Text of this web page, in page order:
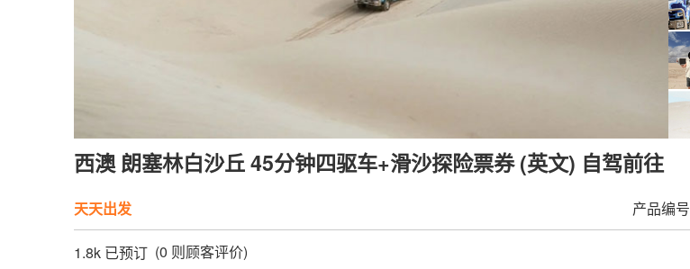
西澳 朗塞林白沙丘 45分钟四驱车+滑沙探险票券 (英文) 自驾前往
天天出发 产品编号
1.8k 已预订 (0 则顾客评价)